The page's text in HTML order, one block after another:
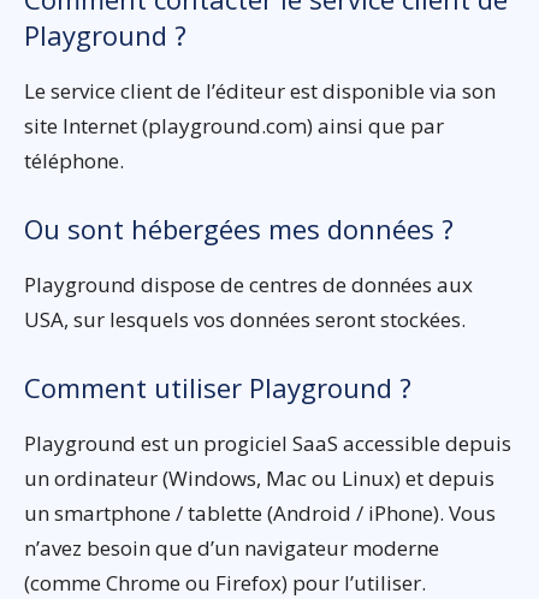
Playground ?
Le service client de l’éditeur est disponible via son
site Internet (playground.com) ainsi que par
téléphone.
Ou sont hébergées mes données ?
Playground dispose de centres de données aux
USA, sur lesquels vos données seront stockées.
Comment utiliser Playground ?
Playground est un progiciel SaaS accessible depuis
un ordinateur (Windows, Mac ou Linux) et depuis
un smartphone / tablette (Android / iPhone). Vous
n’avez besoin que d’un navigateur moderne
(comme Chrome ou Firefox) pour l’utiliser.